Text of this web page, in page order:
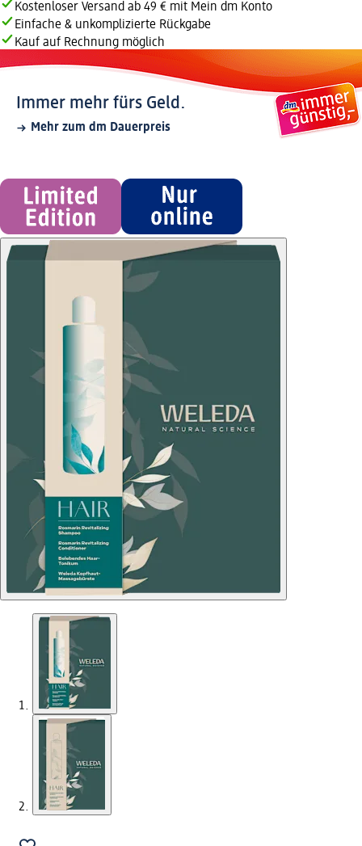
Kostenloser Versand ab 49 € mit Mein dm Konto
Einfache & unkomplizierte Rückgabe
Kauf auf Rechnung möglich
Immer mehr fürs Geld.
Mehr zum dm Dauerpreis